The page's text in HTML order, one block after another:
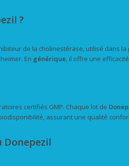
?
de la cholinestérase, utilisé dans
En générique, il offre une
certifiés GMP. Chaque lot de
assurant une qualité
Donepezil